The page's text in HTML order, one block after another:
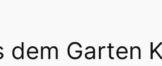
dem Garten